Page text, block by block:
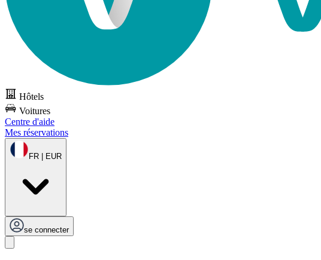
Hôtels
Voitures
Centre d'aide
Mes réservations
FR | EUR
se connecter